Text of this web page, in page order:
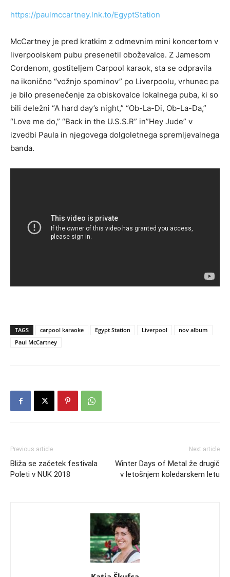
https://paulmccartney.lnk.to/EgyptStation
McCartney je pred kratkim z odmevnim mini koncertom v
liverpoolskem pubu presenetil oboževalce. Z Jamesom
Cordenom, gostiteljem Carpool karaok, sta se odpravila
na ikonično “vožnjo spominov” po Liverpoolu, vrhunec pa
je bilo presenečenje za obiskovalce lokalnega puba, ki so
bili deležni “A hard day’s night,” “Ob-La-Di, Ob-La-Da,”
“Love me do,” “Back in the U.S.S.R” in”Hey Jude” v
izvedbi Paula in njegovega dolgoletnega spremljevalnega
banda.
TAGS carpool karaoke Egypt Station Liverpool
nov album
Paul McCartney
Previous article
Bliža se začetek festivala
Poleti v NUK 2018
Next article
Winter Days of Metal že drugič
v letošnjem koledarskem letu